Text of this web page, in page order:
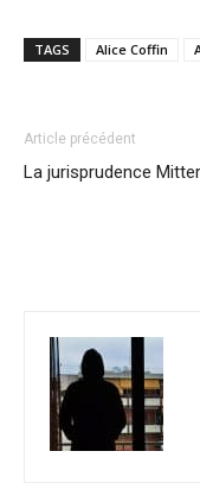
TAGS Alice Coffin
Article précédent
La jurisprudence